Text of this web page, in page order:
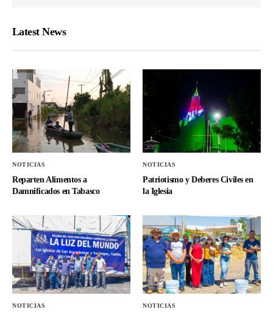
Latest News
NOTICIAS
Reparten Alimentos a
Damnificados en Tabasco
NOTICIAS
Patriotismo y Deberes Civiles en
la Iglesia
NOTICIAS NOTICIAS